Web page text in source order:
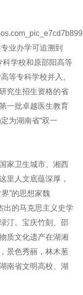
业办学可追溯到
学校和原邵阳高等
等专科学校并入。
究生招生资格的省
一批卓越医生教育
为湖南省“双一
家卫生城市、湘西
人文底蕴深厚，
”的思想家魏
出的马克思主义史学
汀。宝庆竹刻、邵
质文化遗产在湖湘
景色秀丽，林木葱
南省文明高校、湖